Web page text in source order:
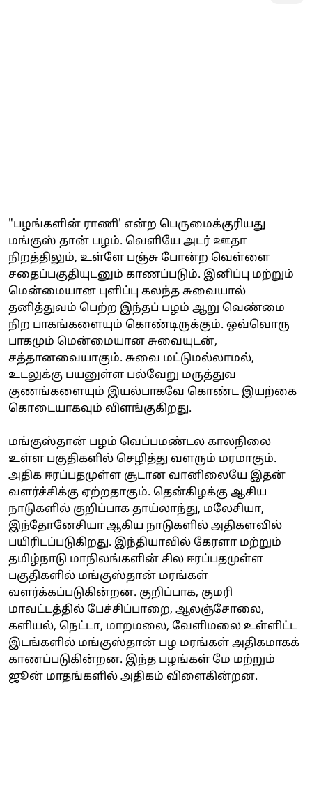
"பழங்களின் ராணி' என்ற பெருமைக்குரியது
மங்குஸ் தான் பழம். வெளியே அடர் ஊதா
நிறத்திலும், உள்ளே பஞ்சு போன்ற வெள்ளை
சதைப்பகுதியுடனும் காணப்படும். இனிப்பு மற்றும்
மென்மையான புளிப்பு கலந்த சுவையால்
தனித்துவம் பெற்ற இந்தப் பழம் ஆறு வெண்மை
நிற பாகங்களையும் கொண்டிருக்கும். ஒவ்வொரு
பாகமும் மென்மையான சுவையுடன்,
சத்தானவையாகும். சுவை மட்டுமல்லாமல்,
உடலுக்கு பயனுள்ள பல்வேறு மருத்துவ
குணங்களையும் இயல்பாகவே கொண்ட இயற்கை
கொடையாகவும் விளங்குகிறது.
மங்குஸ்தான் பழம் வெப்பமண்டல காலநிலை
உள்ள பகுதிகளில் செழித்து வளரும் மரமாகும்.
அதிக ஈரப்பதமுள்ள சூடான வானிலையே இதன்
வளர்ச்சிக்கு ஏற்றதாகும். தென்கிழக்கு ஆசிய
நாடுகளில் குறிப்பாக தாய்லாந்து, மலேசியா,
இந்தோனேசியா ஆகிய நாடுகளில் அதிகளவில்
பயிரிடப்படுகிறது. இந்தியாவில் கேரளா மற்றும்
தமிழ்நாடு மாநிலங்களின் சில ஈரப்பதமுள்ள
பகுதிகளில் மங்குஸ்தான் மரங்கள்
வளர்க்கப்படுகின்றன. குறிப்பாக, குமரி
மாவட்டத்தில் பேச்சிப்பாறை, ஆலஞ்சோலை,
களியல், நெட்டா, மாறமலை, வேளிமலை உள்ளிட்ட
இடங்களில் மங்குஸ்தான் பழ மரங்கள் அதிகமாகக்
காணப்படுகின்றன. இந்த பழங்கள் மே மற்றும்
ஜூன் மாதங்களில் அதிகம் விளைகின்றன.